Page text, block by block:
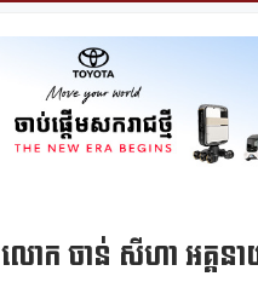
លោក ចាន់ សីហា អគ្គនា